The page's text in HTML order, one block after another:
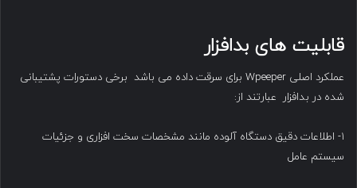
قابلیت های بدافزار
عملکرد اصلی Wpeeper برای سرقت داده می باشد برخی دستورات پشتیبانی
شده در بدافزار عبارتند از:
۱- اطلاعات دقیق دستگاه آلوده مانند مشخصات سخت افزاری و جزئیات
سیستم عامل